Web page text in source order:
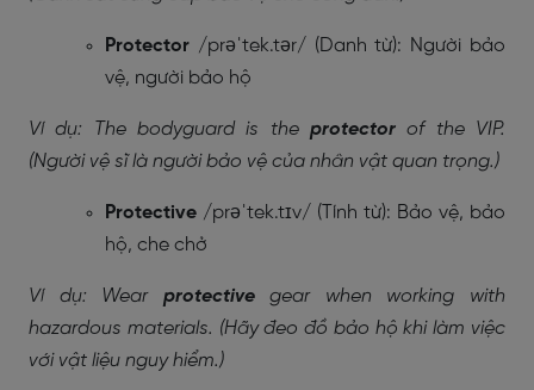
Protector /prəˈtek.tər/ (Danh từ): Người bảo
vệ, người bảo hộ
Ví dụ: The bodyguard is the protector of the VIP.
(Người vệ sĩ là người bảo vệ của nhân vật quan trọng.)
Protective /prəˈtek.tɪv/ (Tính từ): Bảo vệ, bảo
hộ, che chở
Ví dụ: Wear protectivegear when working with
hazardous materials. (Hãy đeo đồ bảo hộ khi làm việc
với vật liệu nguy hiểm.)